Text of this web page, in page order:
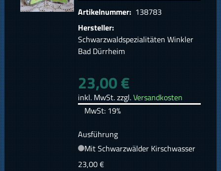
Artikelnummer: 138783
Hersteller:
Schwarzwaldspezialitäten Winkler
Bad Dürrheim
23,00 €
inkl. MwSt. zzgl.Versandkosten
MwSt: 19%
Ausführung
Mit Schwarzwälder Kirschwasser
23,00 €